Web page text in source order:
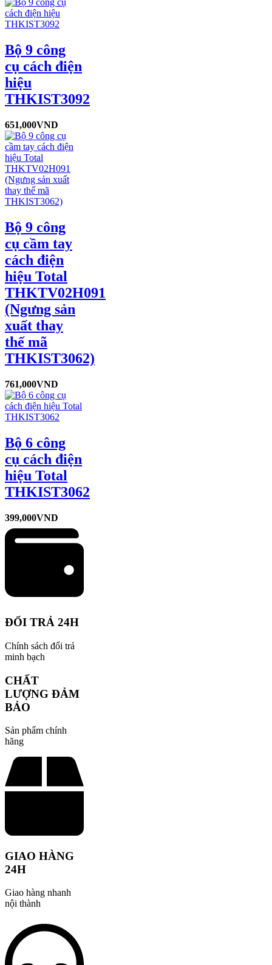
Bộ 9 công
cụ cách điện
hiệu
THKIST3092
651,000VND
Bộ 9 công
cụ cầm tay
cách điện
hiệu Total
THKTV02H091
(Ngưng sản
xuất thay
thế mã
THKIST3062)
761,000VND
Bộ 6 công
cụ cách điện
hiệu Total
THKIST3062
399,000VND
ĐỔI TRẢ 24H
Chính sách đổi trả
minh bạch
CHẤT
LƯỢNG ĐẢM
BẢO
Sản phẩm chính
hãng
GIAO HÀNG
24H
Giao hàng nhanh
nội thành